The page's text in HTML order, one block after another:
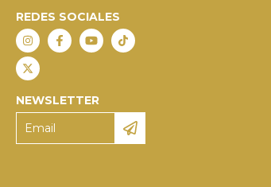
REDES SOCIALES
NEWSLETTER